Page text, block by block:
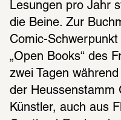
Lesungen pro Jahr
die Beine. Zur
Comic-
„Open Books“ des
zwei Tagen
der Heussenstamm
Künstler, auch aus